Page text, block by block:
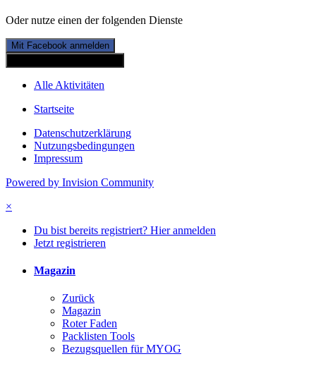
Oder nutze einen der folgenden Dienste
Mit Facebook anmelden
Alle Aktivitäten
Startseite
Datenschutzerklärung
Nutzungsbedingungen
Impressum
Powered by Invision Community
×
Du bist bereits registriert? Hier anmelden
Jetzt registrieren
Magazin
Zurück
Magazin
Roter Faden
Packlisten Tools
Bezugsquellen für MYOG